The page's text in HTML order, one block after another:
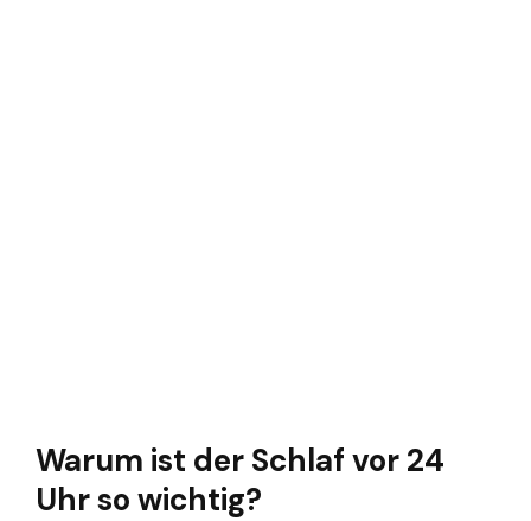
Warum ist der Schlaf vor 24
Uhr so wichtig?